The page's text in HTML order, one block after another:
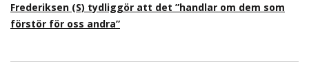
Frederiksen (S) tydliggör att det ”handlar om dem som
förstör för oss andra”